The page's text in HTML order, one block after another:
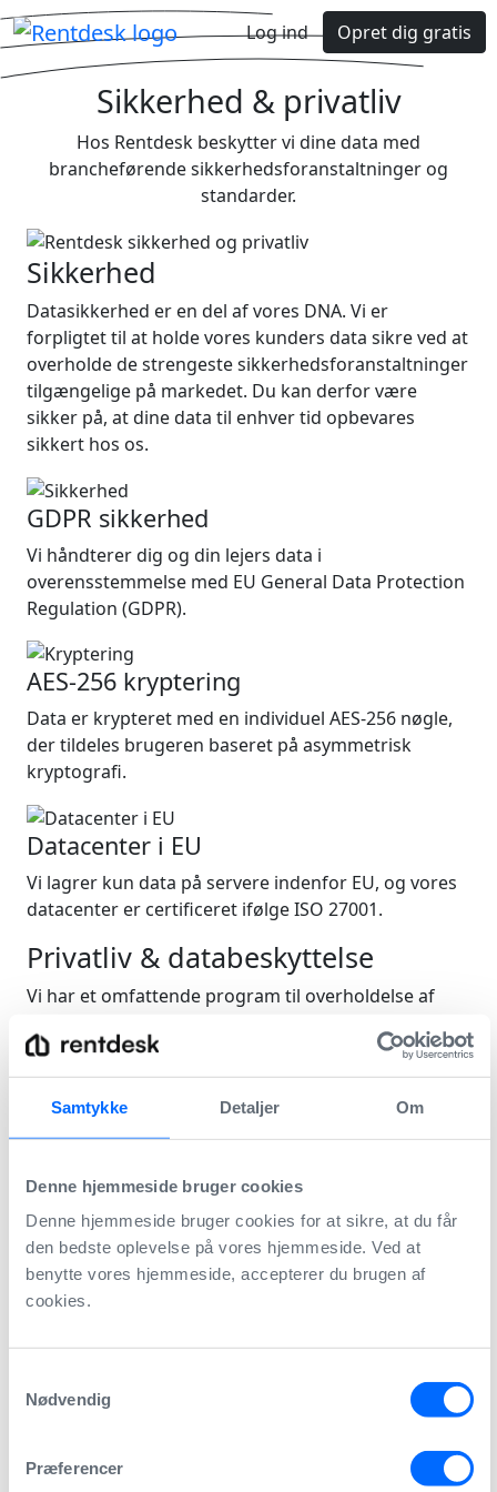
Samtykke Detaljer Om
Denne hjemmeside bruger cookies
Denne hjemmeside bruger cookies for at sikre, at du får
den bedste oplevelse på vores hjemmeside. Ved at
benytte vores hjemmeside, accepterer du brugen af
cookies.
Nødvendig
Præferencer
Log ind Opret dig gratis
Sikkerhed & privatliv
Hos Rentdesk beskytter vi dine data med
brancheførende sikkerhedsforanstaltninger og
standarder.
Sikkerhed
Datasikkerhed er en del af vores DNA. Vi er
forpligtet til at holde vores kunders data sikre ved at
overholde de strengeste sikkerhedsforanstaltninger
tilgængelige på markedet. Du kan derfor være
sikker på, at dine data til enhver tid opbevares
sikkert hos os.
GDPR sikkerhed
Vi håndterer dig og din lejers data i
overensstemmelse med EU General Data Protection
Regulation (GDPR).
AES-256 kryptering
Data er krypteret med en individuel AES-256 nøgle,
der tildeles brugeren baseret på asymmetrisk
kryptografi.
Datacenter i EU
Vi lagrer kun data på servere indenfor EU, og vores
datacenter er certificeret ifølge ISO 27001.
Privatliv & databeskyttelse
Vi har et omfattende program til overholdelse af
datahåndtering med regler som den generelle
databeskyttelsesforordning (GDPR).
Privatlivspolitik
Vores privatlivspolitik er designet til at sikre, at dine
data altid er beskyttet. Du kan læse mere om vores
privatlivspolitikher.
Ubrydelig datakryptering
Rentdesk bruger en avanceret asymmetrisk
krypteringsmetode til at lagre data, som f.eks. også
benyttes ved Netbank og MitID.
Datastyring